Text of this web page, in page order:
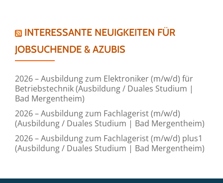
INTERESSANTE NEUIGKEITEN FÜR
JOBSUCHENDE & AZUBIS
2026 – Ausbildung zum Elektroniker (m/w/d) für
Betriebstechnik (Ausbildung / Duales Studium |
Bad Mergentheim)
2026 – Ausbildung zum Fachlagerist (m/w/d)
(Ausbildung / Duales Studium | Bad Mergentheim)
2026 – Ausbildung zum Fachlagerist (m/w/d) plus1
(Ausbildung / Duales Studium | Bad Mergentheim)